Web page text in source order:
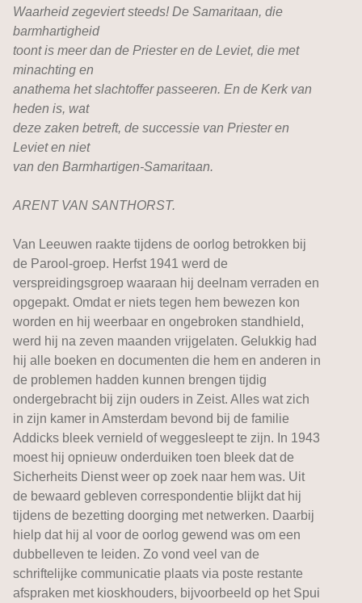
Waarheid zegeviert steeds! De Samaritaan, die
barmhartigheid
toont is meer dan de Priester en de Leviet, die met
minachting en
anathema het slachtoffer passeeren. En de Kerk van
heden is, wat
deze zaken betreft, de successie van Priester en
Leviet en niet
van den Barmhartigen-Samaritaan.
ARENT VAN SANTHORST.
Van Leeuwen raakte tijdens de oorlog betrokken bij
de Parool-groep. Herfst 1941 werd de
verspreidingsgroep waaraan hij deelnam verraden en
opgepakt. Omdat er niets tegen hem bewezen kon
worden en hij weerbaar en ongebroken standhield,
werd hij na zeven maanden vrijgelaten. Gelukkig had
hij alle boeken en documenten die hem en anderen in
de problemen hadden kunnen brengen tijdig
ondergebracht bij zijn ouders in Zeist. Alles wat zich
in zijn kamer in Amsterdam bevond bij de familie
Addicks bleek vernield of weggesleept te zijn. In 1943
moest hij opnieuw onderduiken toen bleek dat de
Sicherheits Dienst weer op zoek naar hem was. Uit
de bewaard gebleven correspondentie blijkt dat hij
tijdens de bezetting doorging met netwerken. Daarbij
hielp dat hij al voor de oorlog gewend was om een
dubbelleven te leiden. Zo vond veel van de
schriftelijke communicatie plaats via poste restante
afspraken met kioskhouders, bijvoorbeeld op het Spui